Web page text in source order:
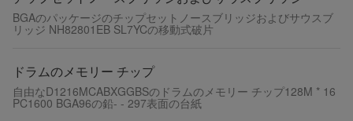
BGAのパッケージのチップセットノースブリッジおよびサウスブ
リッジ NH82801EB SL7YCの移動式破片
ドラムのメモリー チップ
自由なD1216MCABXGGBSのドラムのメモリー チップ128M * 16
PC1600 BGA96の鉛- - 297表面の台紙